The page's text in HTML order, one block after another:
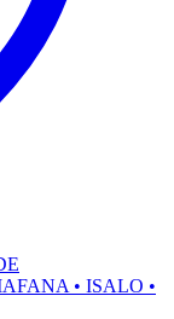
• ISALO •